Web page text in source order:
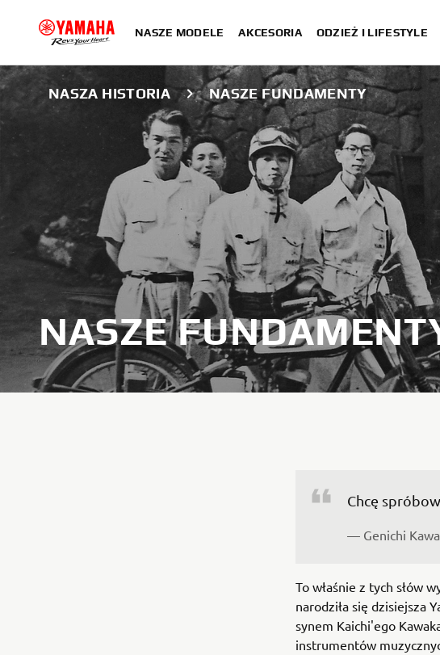
NASZE MODELE AKCESORIA ODZIEŻ I LIFESTYLE
NASZA HISTORIA NASZE FUNDAMENTY
NASZE
— Genichi
To właśnie z tych słów
narodziła się dzisiejsza
synem Kaichi'ego
instrumentów